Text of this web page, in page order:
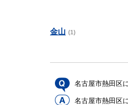
金山 (1)
名古屋市熱田区
名古屋市熱田区